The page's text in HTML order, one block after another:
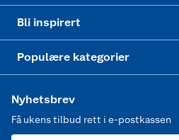
Bli inspirert
Populære kategorier
Nyhetsbrev
Få ukens tilbud rett i e-postkassen